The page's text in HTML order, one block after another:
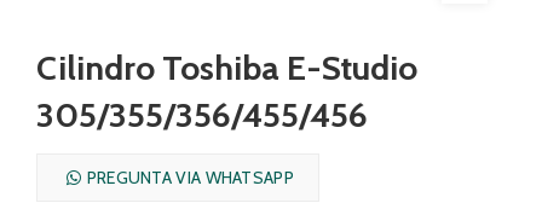
Cilindro Toshiba E-Studio
305/355/356/455/456
PREGUNTA VIA WHATSAPP